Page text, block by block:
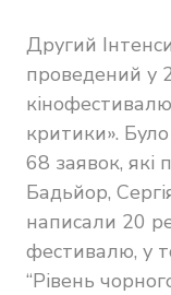
Другий
проведений у
критики».
68 заявок, які
Бадьйор,
написали 20
фестивалю, у
“Рівень